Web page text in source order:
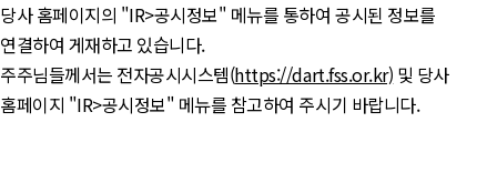
당사 홈페이지의 "IR>공시정보" 메뉴를 통하여 공시된 정보를
연결하여 게재하고 있습니다.
주주님들께서는 전자공시시스템(https://dart.fss.or.kr) 및 당사
홈페이지 "IR>공시정보" 메뉴를 참고하여 주시기 바랍니다.